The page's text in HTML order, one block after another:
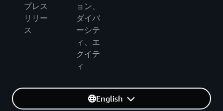
プレス
リリー
ス
ョン、
ダイバ
ーシテ
ィ、エ
クイテ
ィ
English